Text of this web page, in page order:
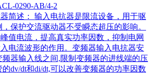
0290-AB/4-2
简述： 输入电抗器是限流设备，用于驱
保护交流驱动器不受瞬态超压的影响。
值电流，提高真实功率因数，抑制电网
电流波形的作用。变频器输入电抗器安
频器输入线之间,限制变频器的进线端的压
的dv/dt和di/dt,可以改善变频器的功率因数